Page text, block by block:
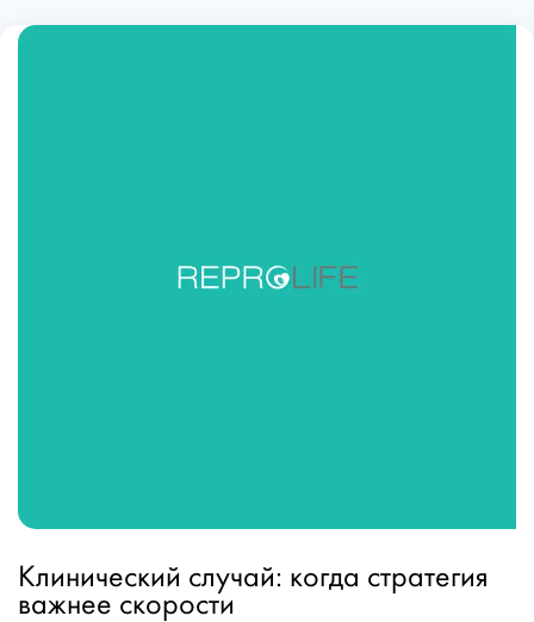
Клинический случай: когда стратегия
важнее скорости